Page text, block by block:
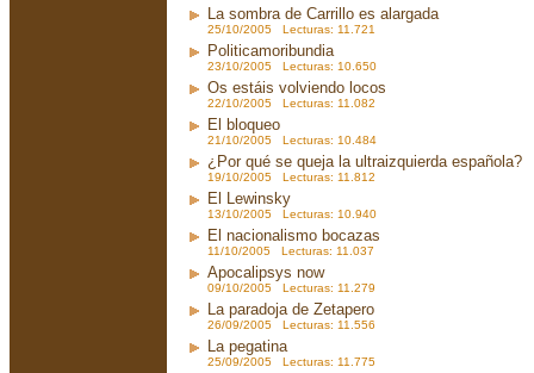
La sombra de Carrillo es alargada
25/10/2005 Lecturas: 11.721
Politicamoribundia
23/10/2005 Lecturas: 10.650
Os estáis volviendo locos
22/10/2005 Lecturas: 11.082
El bloqueo
21/10/2005 Lecturas: 10.484
¿Por qué se queja la ultraizquierda española?
19/10/2005 Lecturas: 11.812
El Lewinsky
13/10/2005 Lecturas: 10.940
El nacionalismo bocazas
11/10/2005 Lecturas: 11.037
Apocalipsys now
09/10/2005 Lecturas: 11.279
La paradoja de Zetapero
26/09/2005 Lecturas: 11.556
La pegatina
25/09/2005 Lecturas: 11.775